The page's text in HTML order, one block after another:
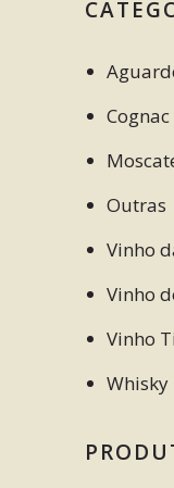
Cognac
Outras
Vinho
Vinho
Vinho
Whisky